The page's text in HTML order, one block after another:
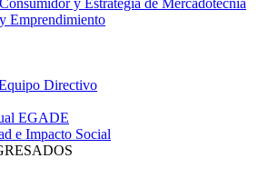
y Estrategia de Mercadotecnia
Emprendimiento
Directivo
EGADE
e Impacto Social